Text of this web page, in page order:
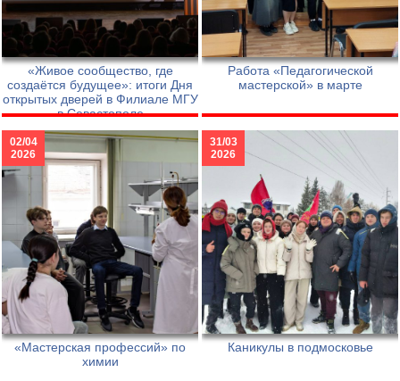
«Живое сообщество, где
создаётся будущее»: итоги Дня
открытых дверей в Филиале МГУ
в Севастополе
Работа «Педагогической
мастерской» в марте
02/04
2026
«Мастерская профессий» по
химии
31/03
2026
Каникулы в подмосковье